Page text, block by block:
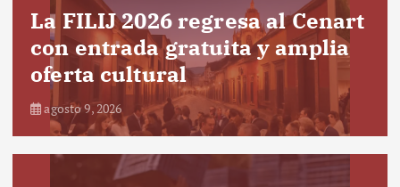
La FILIJ 2026 regresa al Cenart
con entrada gratuita y amplia
oferta cultural
agosto 9, 2026